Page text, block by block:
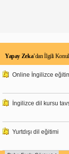
Yapay Zeka’dan İlgili
Online İngilizce
İngilizce dil kursu
Yurtdışı dil eğitimi